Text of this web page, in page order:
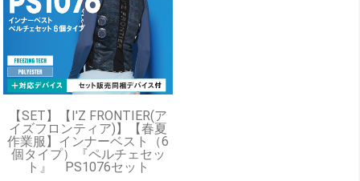
【SET】【I'Z FRONTIER(ア
イズフロンティア)】【春夏
作業服】インナーベスト（6
個タイプ）『ペルチェセッ
ト』 PS1076セット